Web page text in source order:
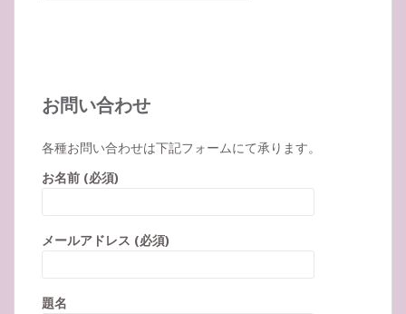
お問い合わせ
各種お問い合わせは下記フォームにて承ります。
お名前 (必須)
メールアドレス (必須)
題名